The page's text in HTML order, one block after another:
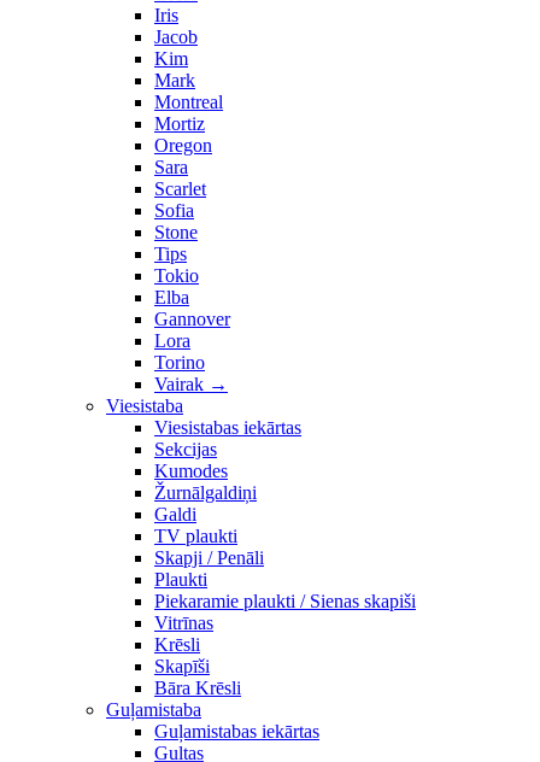
Iris
Jacob
Kim
Mark
Montreal
Mortiz
Oregon
Sara
Scarlet
Sofia
Stone
Tips
Tokio
Elba
Gannover
Lora
Torino
Vairak →
Viesistaba
Viesistabas iekārtas
Sekcijas
Kumodes
Žurnālgaldiņi
Galdi
TV plaukti
Skapji / Penāli
Plaukti
Piekaramie plaukti / Sienas skapiši
Vitrīnas
Krēsli
Skapīši
Bāra Krēsli
Guļamistaba
Guļamistabas iekārtas
Gultas